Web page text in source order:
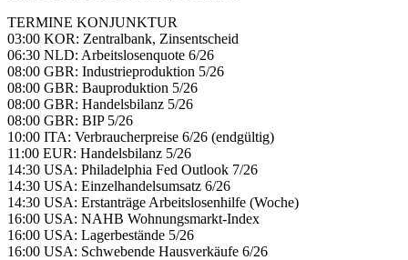
TERMINE KONJUNKTUR
03:00 KOR: Zentralbank, Zinsentscheid
06:30 NLD: Arbeitslosenquote 6/26
08:00 GBR: Industrieproduktion 5/26
08:00 GBR: Bauproduktion 5/26
08:00 GBR: Handelsbilanz 5/26
08:00 GBR: BIP 5/26
10:00 ITA: Verbraucherpreise 6/26 (endgültig)
11:00 EUR: Handelsbilanz 5/26
14:30 USA: Philadelphia Fed Outlook 7/26
14:30 USA: Einzelhandelsumsatz 6/26
14:30 USA: Erstanträge Arbeitslosenhilfe (Woche)
16:00 USA: NAHB Wohnungsmarkt-Index
16:00 USA: Lagerbestände 5/26
16:00 USA: Schwebende Hausverkäufe 6/26